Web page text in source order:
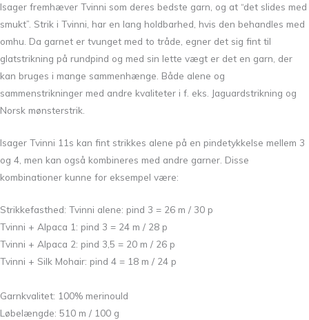
Isager fremhæver Tvinni som deres bedste garn, og at “det slides med
smukt”. Strik i Tvinni, har en lang holdbarhed, hvis den behandles med
omhu. Da garnet er tvunget med to tråde, egner det sig fint til
glatstrikning på rundpind og med sin lette vægt er det en garn, der
kan bruges i mange sammenhænge. Både alene og
sammenstrikninger med andre kvaliteter i f. eks. Jaguardstrikning og
Norsk mønsterstrik.
Isager Tvinni 11s kan fint strikkes alene på en pindetykkelse mellem 3
og 4, men kan også kombineres med andre garner. Disse
kombinationer kunne for eksempel være:
Strikkefasthed: Tvinni alene: pind 3 = 26 m / 30 p
Tvinni + Alpaca 1: pind 3 = 24 m / 28 p
Tvinni + Alpaca 2: pind 3,5 = 20 m / 26 p
Tvinni + Silk Mohair: pind 4 = 18 m / 24 p
Garnkvalitet: 100% merinould
Løbelængde: 510 m / 100 g